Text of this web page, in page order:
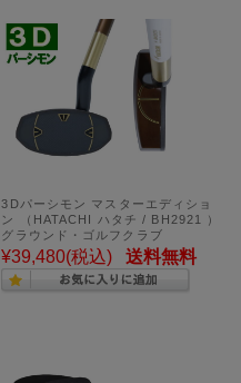
3Dパーシモン マスターエディショ
ン （HATACHI ハタチ / BH2921 ）
グラウンド・ゴルフクラブ
¥39,480(税込) 送料無料